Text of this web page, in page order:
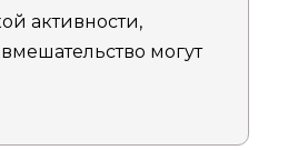
активности,
могут